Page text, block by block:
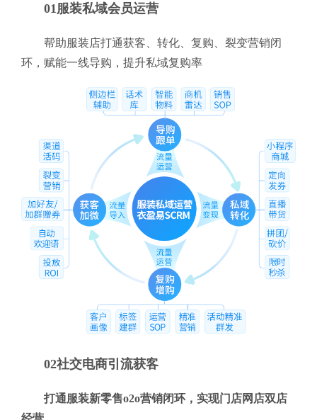
01服装私域会员运营
帮助服装店打通获客、转化、复购、裂变营销闭
环，赋能一线导购，提升私域复购率
02社交电商引流获客
打通服装新零售o2o营销闭环，实现门店网店双店